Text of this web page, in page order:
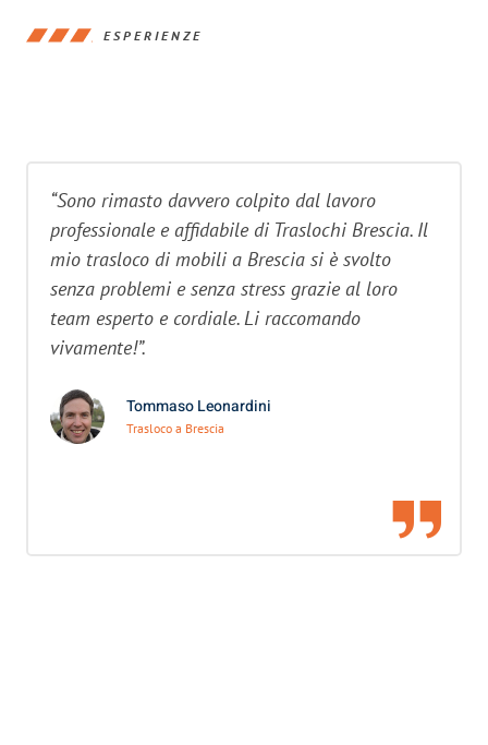
ESPERIENZE
“Sono rimasto davvero colpito dal lavoro
professionale e affidabile di Traslochi Brescia. Il
mio trasloco di mobili a Brescia si è svolto
senza problemi e senza stress grazie al loro
team esperto e cordiale. Li raccomando
vivamente!”.
Tommaso Leonardini
Trasloco a Brescia